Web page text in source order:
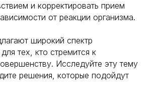
и корректировать прием
от реакции организма.
широкий спектр
тех, кто стремится к
Исследуйте эту тему
решения, которые подойдут